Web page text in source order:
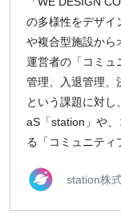
の多様性をデザイ
や複合型施設から
運営者の「コミュ
管理、入退管理、
という課題に対
aS「station」や
る「コミュニティ
station株